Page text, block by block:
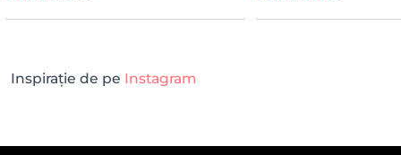
Inspirație de pe Instagram